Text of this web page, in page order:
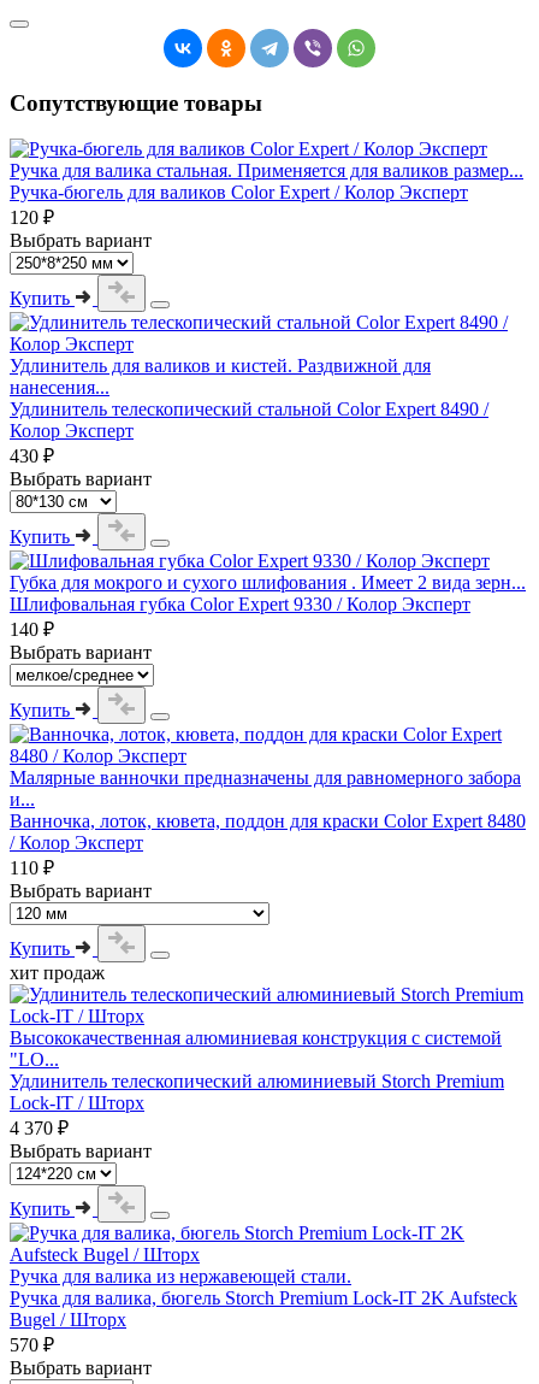
Сопутствующие товары
Ручка для валика стальная. Применяется для валиков размер...
Ручка-бюгель для валиков Color Expert / Колор Эксперт
120 ₽
Выбрать вариант
Купить
Удлинитель для валиков и кистей. Раздвижной для
нанесения...
Удлинитель телескопический стальной Color Expert 8490 /
Колор Эксперт
430 ₽
Выбрать вариант
Купить
Губка для мокрого и сухого шлифования . Имеет 2 вида зерн...
Шлифовальная губка Color Expert 9330 / Колор Эксперт
140 ₽
Выбрать вариант
Купить
Малярные ванночки предназначены для равномерного забора
и...
Ванночка, лоток, кювета, поддон для краски Color Expert 8480
/ Колор Эксперт
110 ₽
Выбрать вариант
Купить
хит продаж
Высококачественная алюминиевая конструкция с системой
"LO...
Удлинитель телескопический алюминиевый Storch Premium
Lock-IT / Шторх
4 370 ₽
Выбрать вариант
Купить
Ручка для валика из нержавеющей стали.
Ручка для валика, бюгель Storch Premium Lock-IT 2K Aufsteck
Bugel / Шторх
570 ₽
Выбрать вариант